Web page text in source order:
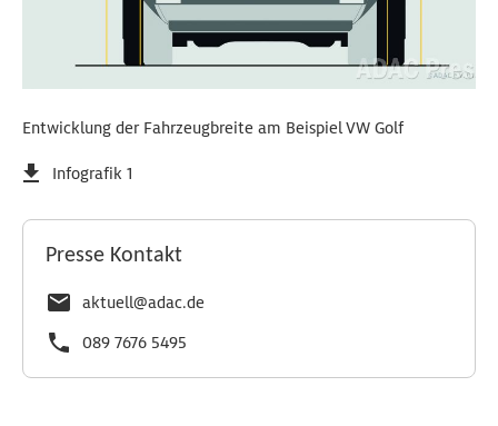
Entwicklung der Fahrzeugbreite am Beispiel VW Golf
Infografik 1
Presse Kontakt
aktuell@adac.de
089 7676 5495